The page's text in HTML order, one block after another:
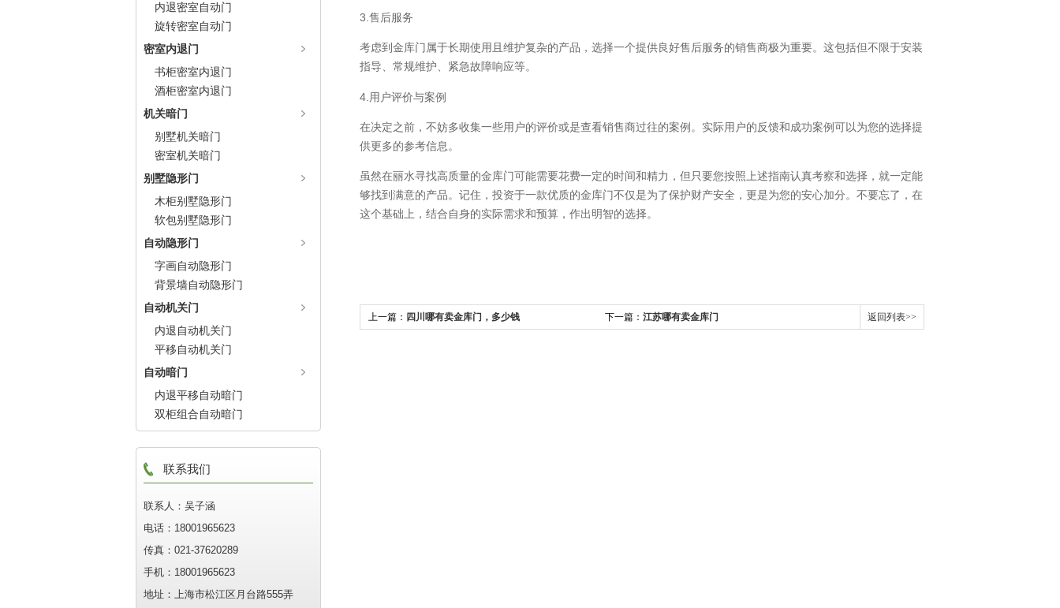
内退密室自动门
旋转密室自动门
密室内退门
书柜密室内退门
酒柜密室内退门
机关暗门
别墅机关暗门
密室机关暗门
别墅隐形门
木柜别墅隐形门
软包别墅隐形门
自动隐形门
字画自动隐形门
背景墙自动隐形门
自动机关门
内退自动机关门
平移自动机关门
自动暗门
内退平移自动暗门
双柜组合自动暗门
联系我们
联系人：吴子涵
电话：18001965623
传真：021-37620289
手机：18001965623
地址：上海市松江区月台路555弄
3. 售后服务
考虑到金库门属于长期使用且维护复杂的产品，选择一个提供良好售后服务的销售商极为重要。这包括但不限于安装
指导、常规维护、紧急故障响应等。
4. 用户评价与案例
在决定之前，不妨多收集一些用户的评价或是查看销售商过往的案例。实际用户的反馈和成功案例可以为您的选择提
供更多的参考信息。
虽然在丽水寻找高质量的金库门可能需要花费一定的时间和精力，但只要您按照上述指南认真考察和选择，就一定能
够找到满意的产品。记住，投资于一款优质的金库门不仅是为了保护财产安全，更是为您的安心加分。不要忘了，在
这个基础上，结合自身的实际需求和预算，作出明智的选择。
上一篇： 四川哪有卖金库门，多少钱 下一篇： 江苏哪有卖金库门 返回列表>>